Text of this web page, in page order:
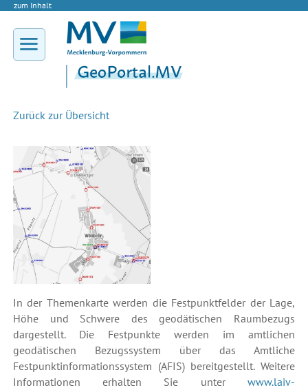
zum Inhalt
Zurück zur Übersicht
In der Themenkarte werden die Festpunktfelder der Lage,
Höhe und Schwere des geodätischen Raumbezugs
dargestellt. Die Festpunkte werden im amtlichen
geodätischen Bezugssystem über das Amtliche
Festpunktinformationssystem (AFIS) bereitgestellt. Weitere
Informationen erhalten Sie unterwww.laiv-